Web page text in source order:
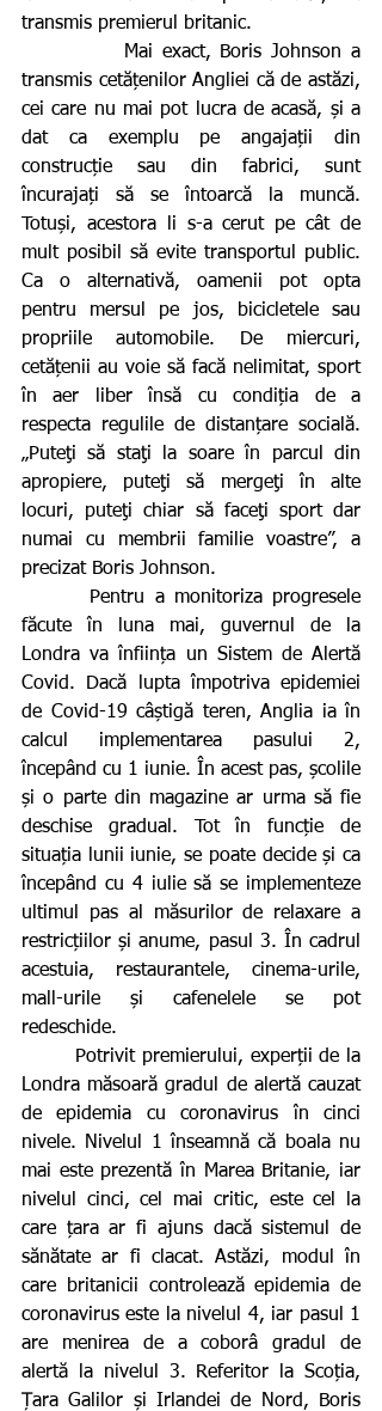
transmis premierul britanic.
transmis cetățenilor Angliei că de astăzi,
cei care nu mai pot lucra de acasă, și a
dat ca exemplu pe angajații din
construcție sau din fabrici, sunt
încurajați să se întoarcă la muncă.
Totuși, acestora li s-a cerut pe cât de
mult posibil să evite transportul public.
Ca o alternativă, oamenii pot opta
pentru mersul pe jos, bicicletele sau
propriile automobile. De miercuri,
cetățenii au voie să facă nelimitat, sport
în aer liber însă cu condiția de a
respecta regulile de distanțare socială.
„Puteţi să staţi la soare în parcul din
apropiere, puteţi să mergeţi în alte
locuri, puteţi chiar să faceţi sport dar
numai cu membrii familie voastre”, a
precizat Boris Johnson.
făcute în luna mai, guvernul de la
Londra va înființa un Sistem de Alertă
Covid. Dacă lupta împotriva epidemiei
de Covid-19 câștigă teren, Anglia ia în
calcul implementarea pasului 2,
începând cu 1 iunie. În acest pas, școlile
și o parte din magazine ar urma să fie
deschise gradual. Tot în funcție de
situația lunii iunie, se poate decide și ca
începând cu 4 iulie să se implementeze
ultimul pas al măsurilor de relaxare a
restricțiilor și anume, pasul 3. În cadrul
acestuia, restaurantele, cinema-urile,
mall-urile și cafenelele se pot
redeschide.
Londra măsoară gradul de alertă cauzat
de epidemia cu coronavirus în cinci
nivele. Nivelul 1 înseamnă că boala nu
mai este prezentă în Marea Britanie, iar
nivelul cinci, cel mai critic, este cel la
care țara ar fi ajuns dacă sistemul de
sănătate ar fi clacat. Astăzi, modul în
care britanicii controlează epidemia de
coronavirus este la nivelul 4, iar pasul 1
are menirea de a coborâ gradul de
alertă la nivelul 3. Referitor la Scoția,
Țara Galilor și Irlandei de Nord, Boris